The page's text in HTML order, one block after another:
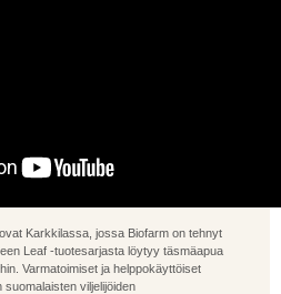
Karkkilassa, jossa Biofarm on tehnyt
Leaf -tuotesarjasta löytyy täsmäapua
Varmatoimiset ja helppokäyttöiset
viljelijöiden